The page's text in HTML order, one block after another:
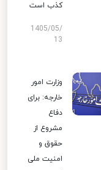
کذب است
1405/05/
13
وزارت امور
خارجه: برای
دفاع
مشروع از
حقوق و
امنیت ملی